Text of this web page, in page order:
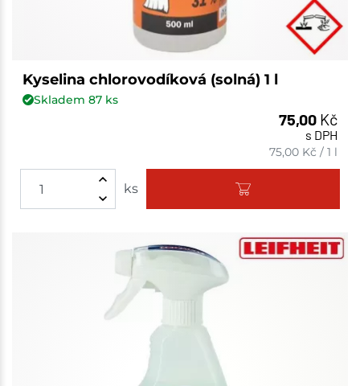
Kyselina chlorovodíková (solná) 1 l
Skladem 87ks
75,00 Kč
s DPH
75,00 Kč /1 l
ks